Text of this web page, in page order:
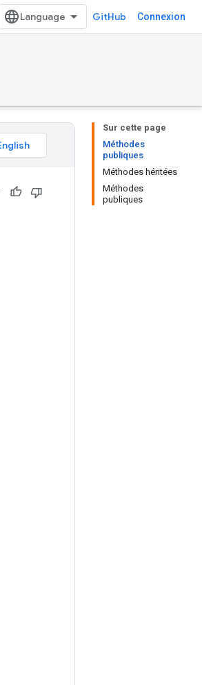
GitHub Connexion
Sur cette page
Méthodes
publiques
Méthodes héritées
Méthodes
publiques